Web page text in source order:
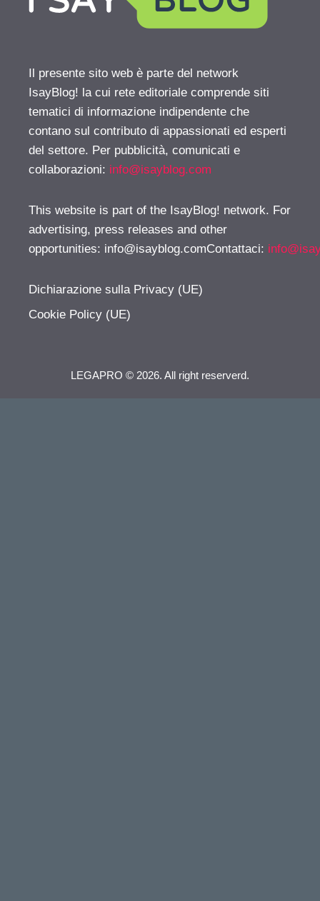
Il presente sito web è parte del network
IsayBlog! la cui rete editoriale comprende siti
tematici di informazione indipendente che
contano sul contributo di appassionati ed esperti
del settore. Per pubblicità, comunicati e
collaborazioni: info@isayblog.com
This website is part of the IsayBlog! network. For
advertising, press releases and other
opportunities: info@isayblog.comContattaci:
Dichiarazione sulla Privacy (UE)
Cookie Policy (UE)
LEGAPRO © 2026. All right reserverd.